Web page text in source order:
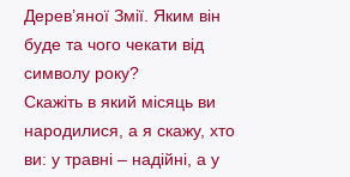
Дерев’яної Змії. Яким він
буде та чого чекати від
символу року?
Скажіть в який місяць ви
народилися, а я скажу, хто
ви: у травні – надійні, а у